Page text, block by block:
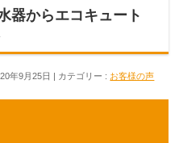
からエコキュート
年9月25日 カテゴリー : お客様の声